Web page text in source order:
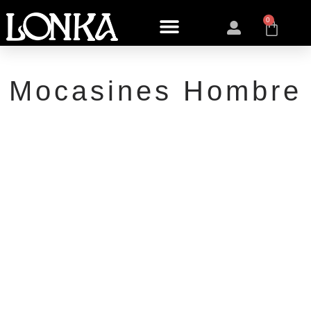
0
Mocasines Hombre